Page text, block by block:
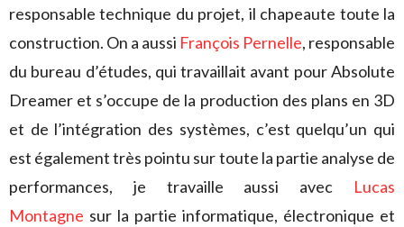
responsable technique du projet, il chapeaute toute la
construction. On a aussi François Pernelle, responsable
du bureau d’études, qui travaillait avant pour Absolute
Dreamer et s’occupe de la production des plans en 3D
et de l’intégration des systèmes, c’est quelqu’un qui
est également très pointu sur toute la partie analyse de
performances, je travaille aussi avec Lucas
Montagne sur la partie informatique, électronique et